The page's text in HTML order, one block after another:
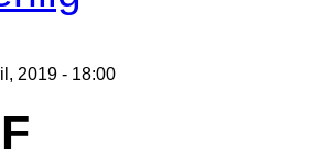
2019 - 18:00